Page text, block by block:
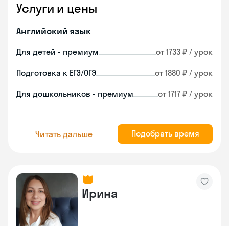
Услуги и цены
Английский язык
Для детей - премиум от 1733 ₽ / урок
Подготовка к ЕГЭ/ОГЭ от 1880 ₽ / урок
Для дошкольников - премиум от 1717 ₽ / урок
Читать дальше Подобрать время
Ирина